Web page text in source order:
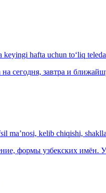
hafta uchun to‘liq
сегодня, завтра и
ma’nosi, kelib chiqishi,
формы узбекских имён.